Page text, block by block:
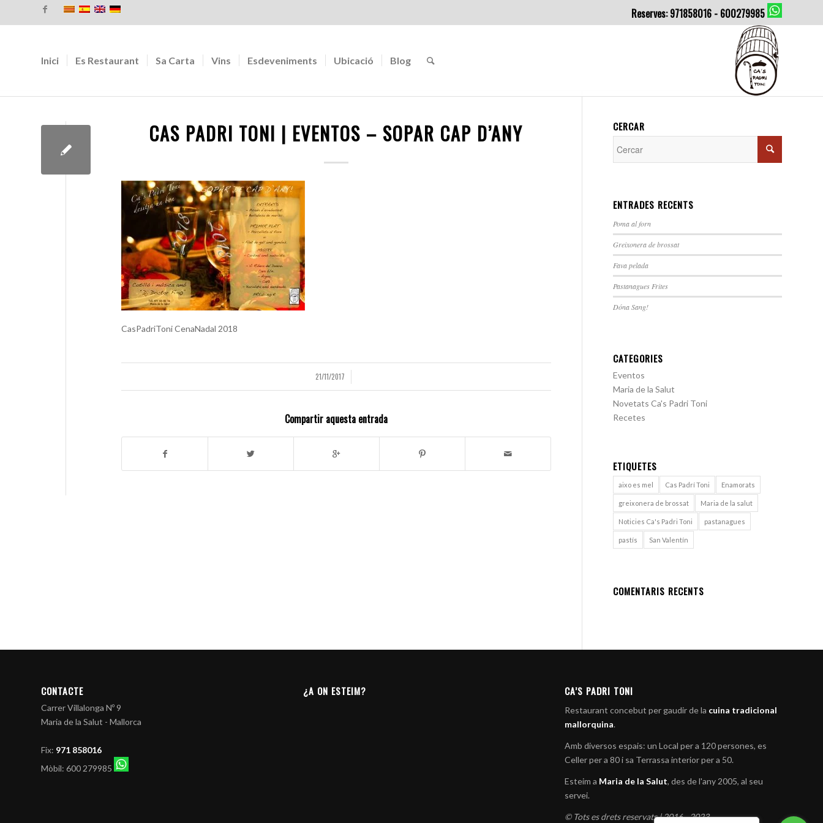
Reserves: 971858016 - 600279985
Inici Es Restaurant Sa Carta Vins Esdeveniments Ubicació Blog
CAS PADRI TONI | EVENTOS – SOPAR CAP D’ANY
CasPadriToni CenaNadal 2018
21/11/2017
Compartir aquesta entrada
CERCAR
ENTRADES RECENTS
Poma al forn
Greixonera de brossat
Fava pelada
Pastanagues Frites
Dóna Sang!
CATEGORIES
Eventos
Maria de la Salut
Novetats Ca's Padri Toni
Recetes
ETIQUETES
aixo es mel Cas Padrí Toni Enamorats
greixonera de brossat Maria de la salut
Noticies Ca's Padri Toni pastanagues
pastís San Valentín
COMENTARIS RECENTS
CONTACTE
Carrer Villalonga Nº 9
Maria de la Salut - Mallorca
Fix: 971 858016
Mòbil: 600 279985
¿A ON ESTEIM? CA’S PADRI TONI
Restaurant concebut per gaudir de la cuina tradicional
mallorquina.
Amb diversos espais: un Local per a 120 persones, es
Celler per a 80 i sa Terrassa interior per a 50.
Esteim a Maria de la Salut, des de l'any 2005, al seu
servei.
© Tots es drets reservats | 2016 - 2023